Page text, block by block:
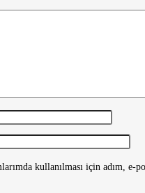
kullanılması için adım, e-